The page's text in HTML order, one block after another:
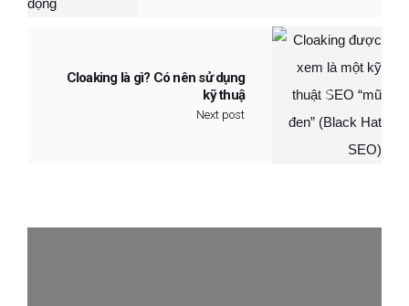
Cloaking là gì? Có nên sử dụng
kỹ thuậ
Next post